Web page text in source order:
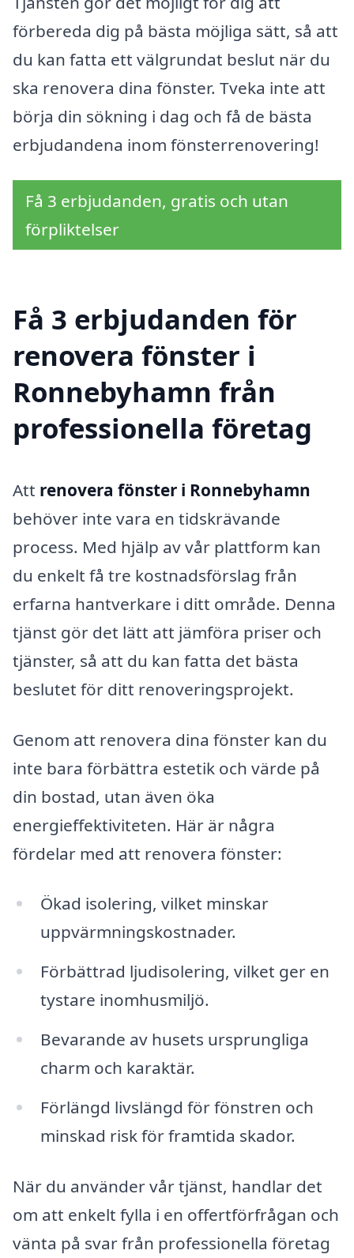
förbereda dig på bästa möjliga sätt, så att
du kan fatta ett välgrundat beslut när du
ska renovera dina fönster. Tveka inte att
börja din sökning i dag och få de bästa
erbjudandena inom fönsterrenovering!
Få 3 erbjudanden, gratis och utan
förpliktelser
Få 3 erbjudanden för
renovera fönster i
Ronnebyhamn från
professionella företag
Att renovera fönster i Ronnebyhamn
behöver inte vara en tidskrävande
process. Med hjälp av vår plattform kan
du enkelt få tre kostnadsförslag från
erfarna hantverkare i ditt område. Denna
tjänst gör det lätt att jämföra priser och
tjänster, så att du kan fatta det bästa
beslutet för ditt renoveringsprojekt.
Genom att renovera dina fönster kan du
inte bara förbättra estetik och värde på
din bostad, utan även öka
energieffektiviteten. Här är några
fördelar med att renovera fönster:
Ökad isolering, vilket minskar
uppvärmningskostnader.
Förbättrad ljudisolering, vilket ger en
tystare inomhusmiljö.
Bevarande av husets ursprungliga
charm och karaktär.
Förlängd livslängd för fönstren och
minskad risk för framtida skador.
När du använder vår tjänst, handlar det
om att enkelt fylla i en offertförfrågan och
vänta på svar från professionella företag